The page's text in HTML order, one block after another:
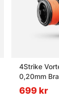
4Strike
0,20mm
699 kr